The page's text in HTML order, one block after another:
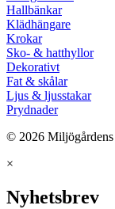
Hallbänkar
Klädhängare
Krokar
Sko- & hatthyllor
Dekorativt
Fat & skålar
Ljus & ljusstakar
Prydnader
© 2026
×
Nyhetsbrev